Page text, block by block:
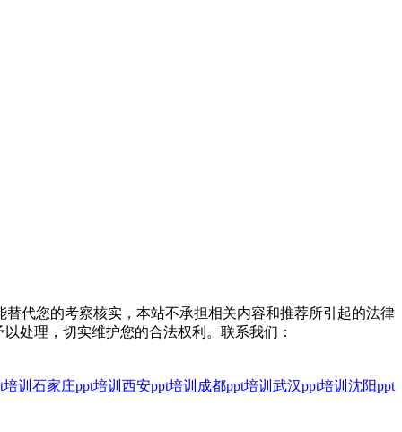
代您的考察核实，本站不承担相关内容和推荐所引起的法律
处理，切实维护您的合法权利。联系我们：
训 石家庄ppt培训 西安ppt培训 成都ppt培训 武汉ppt培训 沈阳ppt